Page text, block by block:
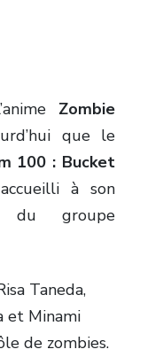
Zombie
que le
100 : Bucket
à son
du groupe
Taneda,
et Minami
de zombies.